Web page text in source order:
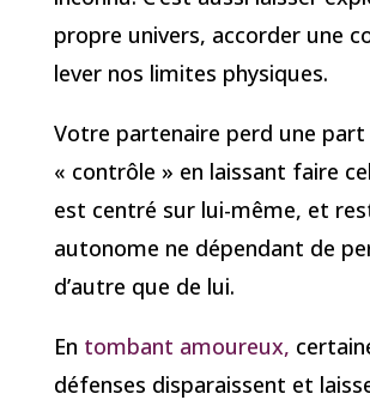
propre univers, accorder une
lever nos limites physiques.
Votre partenaire perd une part
« contrôle » en laissant faire
est centré sur lui-même, et
autonome ne dépendant de
d’autre que de lui.
En tombant amoureux,
défenses disparaissent et